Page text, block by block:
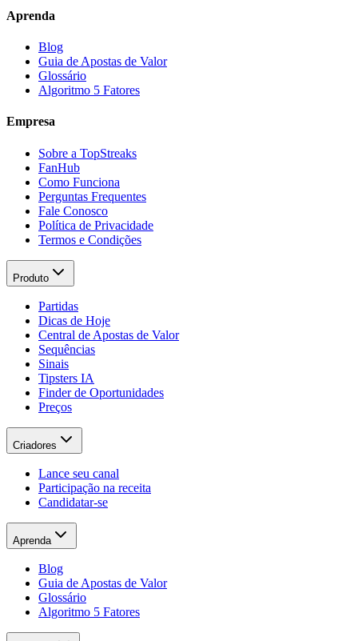
Aprenda
Blog
Guia de Apostas de Valor
Glossário
Algoritmo 5 Fatores
Empresa
Sobre a TopStreaks
FanHub
Como Funciona
Perguntas Frequentes
Fale Conosco
Política de Privacidade
Termos e Condições
Produto
Partidas
Dicas de Hoje
Central de Apostas de Valor
Sequências
Sinais
Tipsters IA
Finder de Oportunidades
Preços
Criadores
Lance seu canal
Participação na receita
Candidatar-se
Aprenda
Blog
Guia de Apostas de Valor
Glossário
Algoritmo 5 Fatores